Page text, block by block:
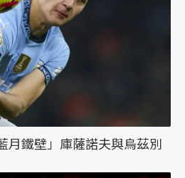
月鐵壁」庫薩諾夫與烏茲別